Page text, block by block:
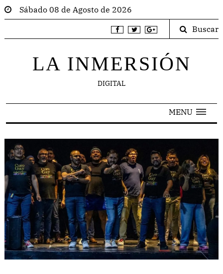
Sábado 08 de Agosto de 2026
Buscar
LA INMERSIÓN
DIGITAL
MENU